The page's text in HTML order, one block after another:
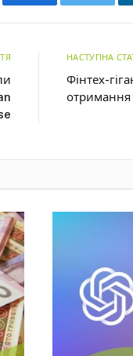
НАСТУПНА
Фінтех-
отримання